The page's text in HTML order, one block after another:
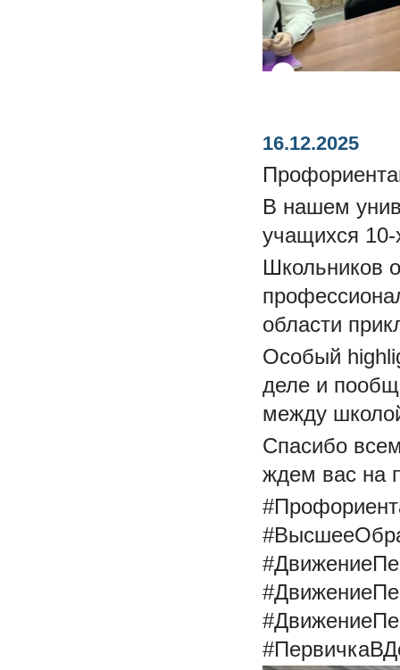
16.12.2025
В нашем
учащихся 10-
Школьников
области
Особый
деле и
между
Спасибо
ждем вас на